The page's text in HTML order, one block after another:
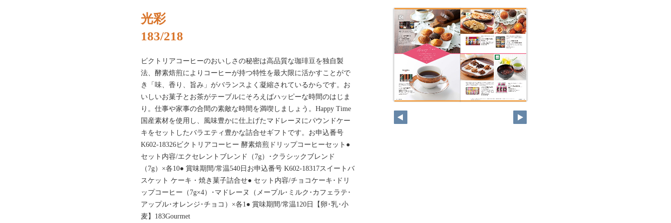
光彩
183/218
ビクトリアコーヒーのおいしさの秘密は高品質な珈琲豆を独自製
法、酵素焙煎によりコーヒーが持つ特性を最大限に活かすことがで
き「味、香り、旨み」がバランスよく凝縮されているからです。お
いしいお菓子とお茶がテーブルにそろえばハッピーな時間のはじま
り。仕事や家事の合間の素敵な時間を満喫しましょう。Happy Time
国産素材を使用し、風味豊かに仕上げたマドレーヌにパウンドケー
キをセットしたバラエティ豊かな詰合せギフトです。お申込番号
K602-18326ビクトリアコーヒー 酵素焙煎ドリップコーヒーセット●
セット内容/エクセレントブレンド（7g）･クラシックブレンド
（7g）×各10● 賞味期間/常温540日お申込番号 K602-18317スイートバ
スケット ケーキ・焼き菓子詰合せ● セット内容/チョコケーキ･ドリ
ップコーヒー（7g×4）･マドレーヌ（メープル･ミルク･カフェラテ･
アップル･オレンジ･チョコ）×各1● 賞味期間/常温120日【卵･乳･小
麦】183Gourmet